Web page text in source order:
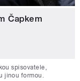
Čapkem
spisovatele,
jinou formou.